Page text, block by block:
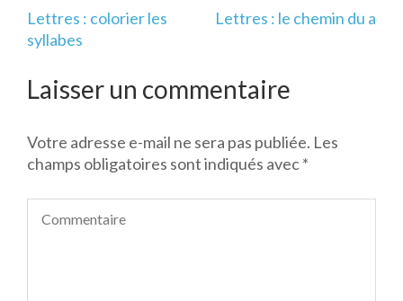
Navigation
de
Lettres : colorier les
syllabes
Lettres : le chemin du a
Laisser un commentaire
Votre adresse e-mail ne sera pas publiée. Les
champs obligatoires sont indiqués avec*